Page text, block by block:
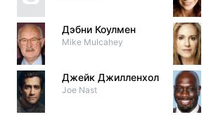
Дэбни Коулмен
Mike Mulcahey
Джейк Джилленхол
Joe Nast